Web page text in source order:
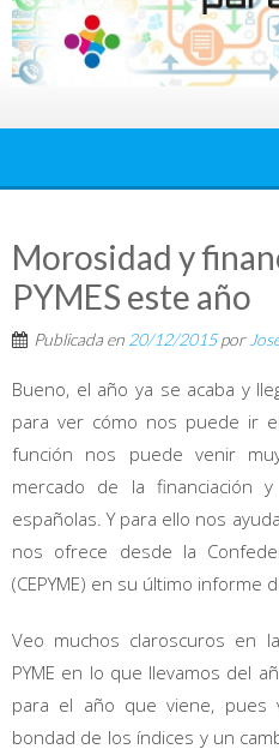
Morosidad y
PYMES este año
Publicada en 20/12/2015por
Bueno, el año ya se acaba y
para ver cómo nos puede ir
función nos puede venir
mercado de la financiación
españolas. Y para ello nos
nos ofrece desde la
(CEPYME) en su último informe
Veo muchos claroscuros en
PYME en lo que llevamos del
para el año que viene, pues
bondad de los índices y un